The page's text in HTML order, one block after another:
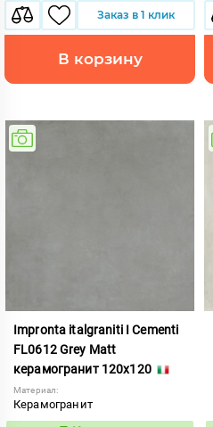
Заказ в 1 клик
В корзину
Impronta italgraniti I Cementi
FL0612 Grey Matt
керамогранит 120x120
Материал:
Керамогранит